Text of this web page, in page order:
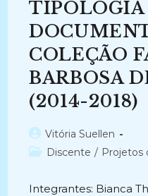
RUI
(2018-
Atual)
TIPOLOGIA
COLEÇÃO
BARBOSA
(2014-2018)
Autor
do
Vitória Suellen
Categoria
Discente / Projetos
Integrantes: Bianca